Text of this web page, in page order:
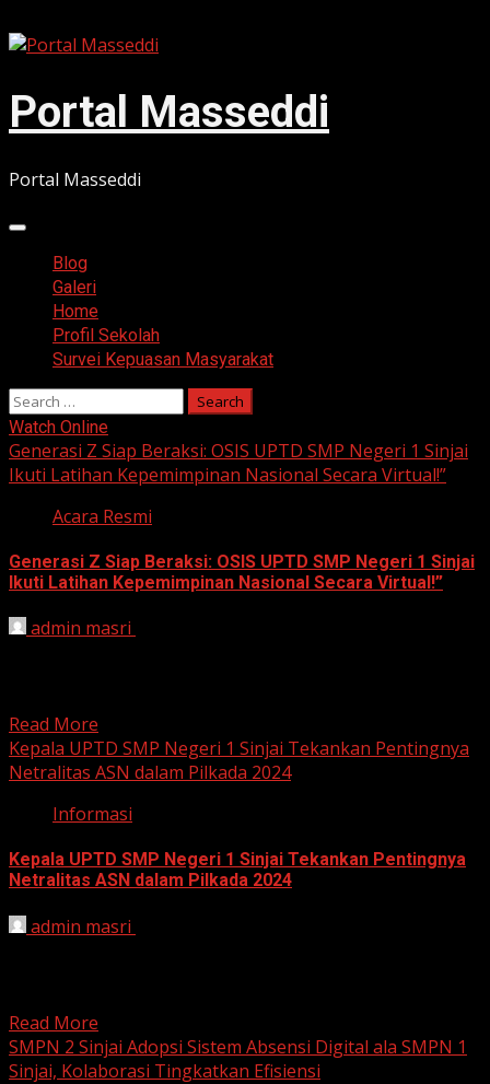
to
Portal Masseddi
Portal Masseddi
Primary
MenuBlog
Galeri
Home
Profil Sekolah
Survei Kepuasan Masyarakat
Search
for:
Watch Online
Blog
Generasi Z Siap Beraksi: OSIS UPTD SMP Negeri 1 Sinjai
Ikuti Latihan Kepemimpinan Nasional Secara Virtual!”
Acara Resmi
Generasi Z Siap Beraksi: OSIS UPTD SMP Negeri 1 Sinjai
Ikuti Latihan Kepemimpinan Nasional Secara Virtual!”
admin masri
Read More
Kepala UPTD SMP Negeri 1 Sinjai Tekankan Pentingnya
Netralitas ASN dalam Pilkada 2024
Informasi
Kepala UPTD SMP Negeri 1 Sinjai Tekankan Pentingnya
Netralitas ASN dalam Pilkada 2024
admin masri
Read More
SMPN 2 Sinjai Adopsi Sistem Absensi Digital ala SMPN 1
Sinjai, Kolaborasi Tingkatkan Efisiensi